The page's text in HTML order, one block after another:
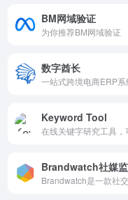
BM网域验证
为你推荐BM网域验证
数字酋长
Keyword Tool